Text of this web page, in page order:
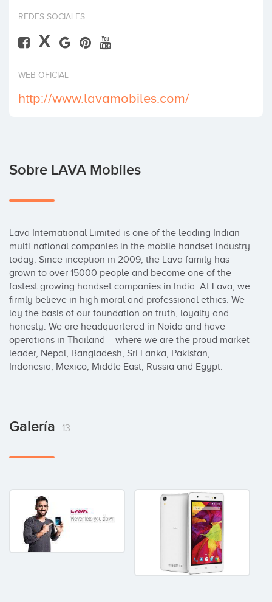
Invertir
REDES SOCIALES
X
WEB OFICIAL
http://www.lavamobiles.com/
Sobre LAVA Mobiles
Lava International Limited is one of the leading Indian
multi-national companies in the mobile handset industry
today. Since inception in 2009, the Lava family has
grown to over 15000 people and become one of the
fastest growing handset companies in India. At Lava, we
firmly believe in high moral and professional ethics. We
lay the basis of our foundation on truth, loyalty and
honesty. We are headquartered in Noida and have
operations in Thailand – where we are the proud market
leader, Nepal, Bangladesh, Sri Lanka, Pakistan,
Indonesia, Mexico, Middle East, Russia and Egypt.
Galería 13